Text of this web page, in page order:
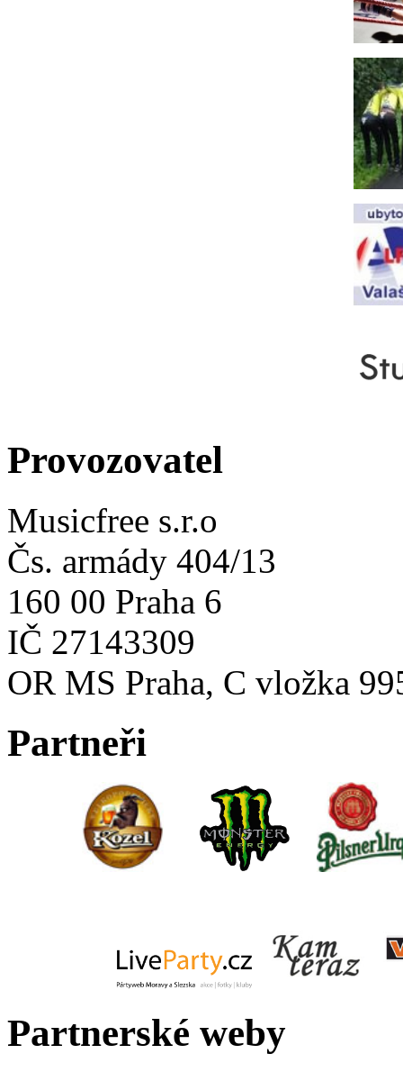
Provozovatel
Musicfree s.r.o
Čs. armády 404/13
160 00 Praha 6
IČ 27143309
OR MS Praha, C vložka
Partneři
Partnerské weby